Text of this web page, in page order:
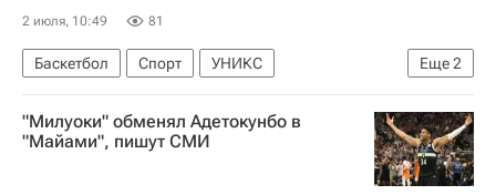
2 июля, 10:49 81
Еще2
Баскетбол Спорт
УНИКС
Единая лига ВТБ
Лига чемпионов УЕФА 2026-2027
"Милуоки" обменял Адетокунбо в
"Майами", пишут СМИ